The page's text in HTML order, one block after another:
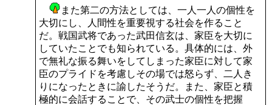
また第二の方法としては、一人一人の個性を
大切にし、人間性を重要視する社会を作ること
だ。戦国武将であった武田信玄は、家臣を大切に
していたことでも知られている。具体的には、外
で無礼な振る舞いをしてしまった家臣に対して家
臣のプライドを考慮しその場では怒らず、二人き
りになったときに諭したそうだ。また、家臣と積
極的に会話することで、その武士の個性を把握